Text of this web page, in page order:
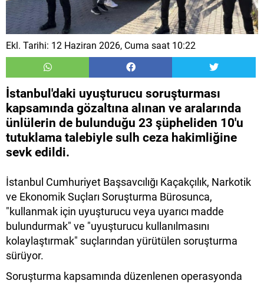
Ekl. Tarihi: 12 Haziran 2026, Cuma saat 10:22
İstanbul'daki uyuşturucu soruşturması
kapsamında gözaltına alınan ve aralarında
ünlülerin de bulunduğu 23 şüpheliden 10'u
tutuklama talebiyle sulh ceza hakimliğine
sevk edildi.
İstanbul Cumhuriyet Başsavcılığı Kaçakçılık, Narkotik
ve Ekonomik Suçları Soruşturma Bürosunca,
"kullanmak için uyuşturucu veya uyarıcı madde
bulundurmak" ve "uyuşturucu kullanılmasını
kolaylaştırmak" suçlarından yürütülen soruşturma
sürüyor.
Soruşturma kapsamında düzenlenen operasyonda